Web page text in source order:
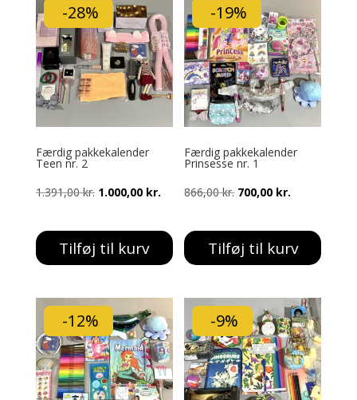
-28%
Færdig pakkekalender
Teen nr. 2
1.391,00kr. Den
pris
var:
1.000,00 kr.Den
pris
er:
Tilføj til kurv
-19%
Færdig pakkekalender
Prinsesse nr. 1
866,00kr. Den
pris
var:
700,00 kr.
pris
er:
Tilføj til kurv
-12% -9%